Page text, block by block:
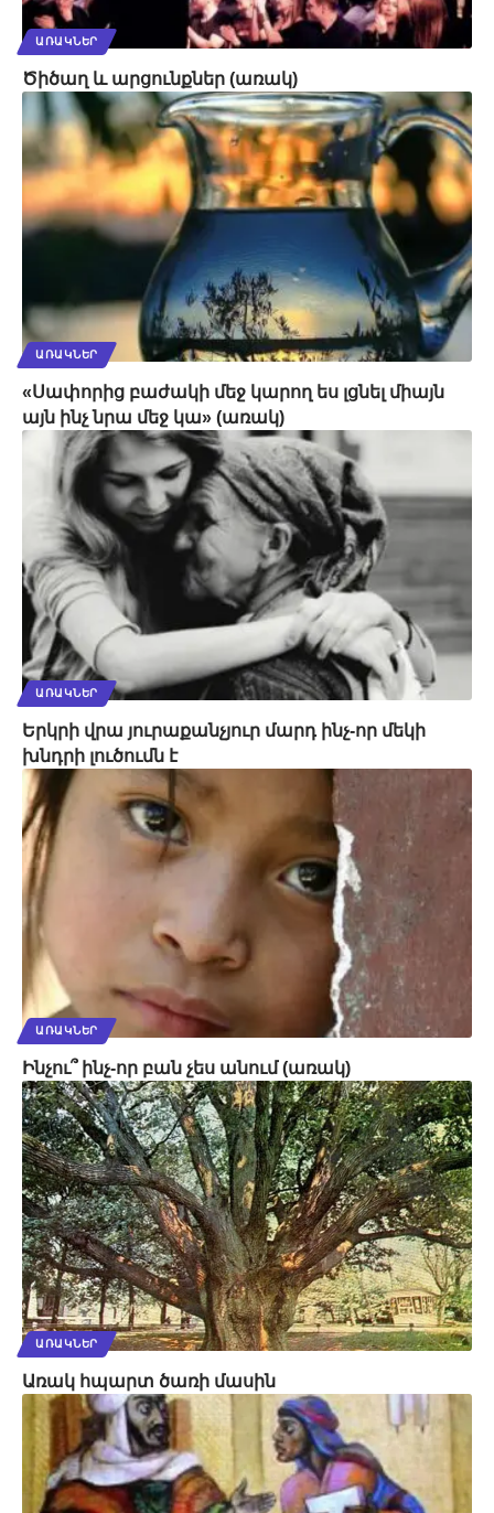
ԱՌԱԿՆԵՐ
Ծիծաղ և արցունքներ (առակ)
ԱՌԱԿՆԵՐ
«Սափորից բաժակի մեջ կարող ես լցնել միայն
այն ինչ նրա մեջ կա» (առակ)
ԱՌԱԿՆԵՐ
Երկրի վրա յուրաքանչյուր մարդ ինչ-որ մեկի
խնդրի լուծումն է
ԱՌԱԿՆԵՐ
Ինչու՞ ինչ-որ բան չես անում (առակ)
ԱՌԱԿՆԵՐ
Առակ հպարտ ծառի մասին